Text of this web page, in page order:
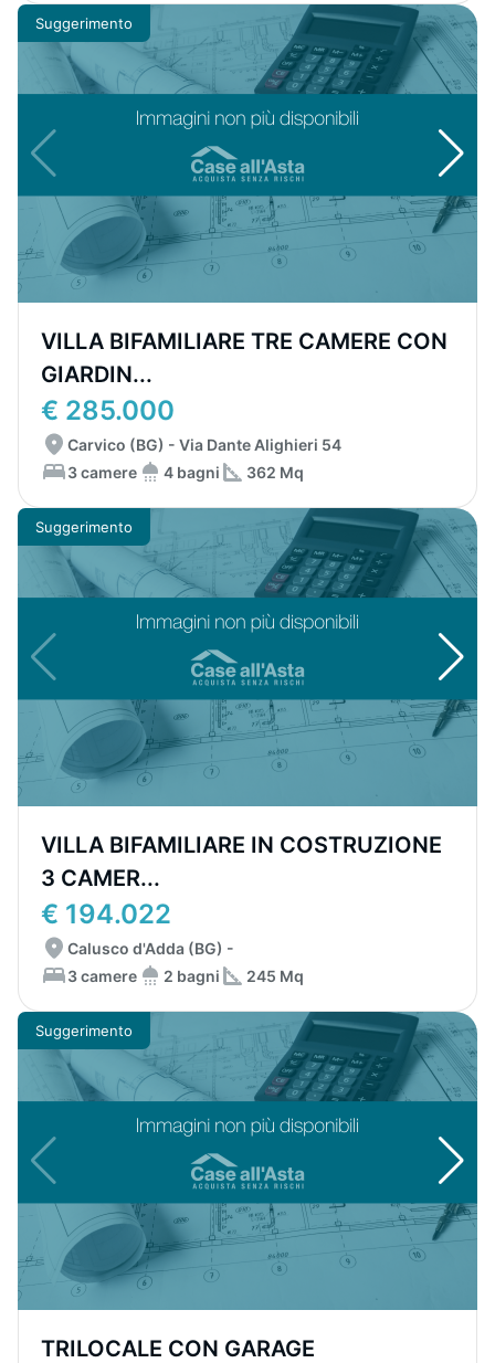
Suggerimento
VILLA BIFAMILIARE TRE CAMERE CON
GIARDIN...
€ 285.000
Carvico (BG) - Via Dante Alighieri 54
3 camere
4 bagni 362 Mq
Suggerimento
VILLA BIFAMILIARE IN COSTRUZIONE
3 CAMER...
€ 194.022
Calusco d'Adda (BG) -
3 camere
2 bagni 245 Mq
Suggerimento
TRILOCALE CON GARAGE